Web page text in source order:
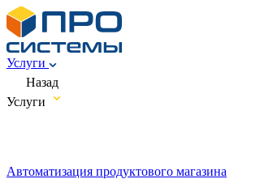
Услуги
Назад
Услуги
Автоматизация продуктового магазина